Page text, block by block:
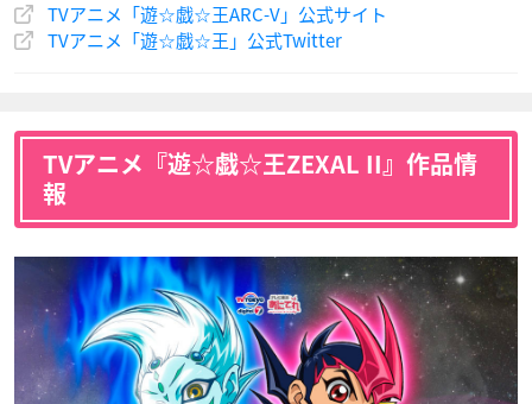
TVアニメ「遊☆戯☆王ARC-V」公式サイト
TVアニメ「遊☆戯☆王」公式Twitter
TVアニメ『遊☆戯☆王ZEXAL II』作品情
報